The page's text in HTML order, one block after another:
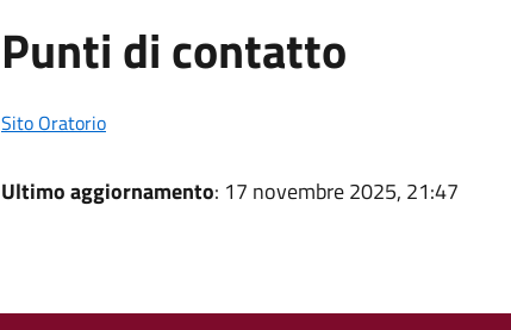
Punti di contatto
Sito Oratorio
Ultimo aggiornamento: 17 novembre 2025, 21:47